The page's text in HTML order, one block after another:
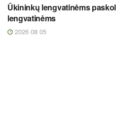
Ūkininkų lengvatinėms
lengvatinėms
2026 08 05